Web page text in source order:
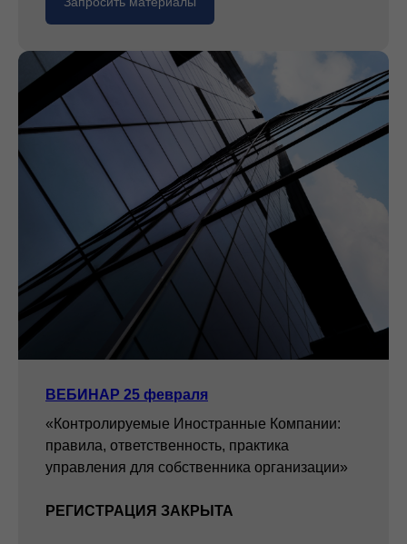
ВЕБИНАР 25 февраля
«Контролируемые Иностранные Компании:
правила, ответственность, практика
управления для собственника организации»
РЕГИСТРАЦИЯ ЗАКРЫТА